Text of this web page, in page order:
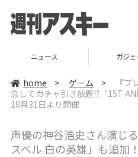
ニュース ガジェ
home > ゲーム >
『
念してガチャ引き放題!?「1ST
10月31日より開催
声優の神谷浩史さん演じ
スベル 白の英雄」も追加！